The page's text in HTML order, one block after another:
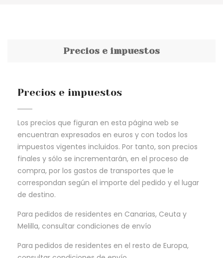
Precios e impuestos
Precios e impuestos
Los precios que figuran en esta página web se
encuentran expresados en euros y con todos los
impuestos vigentes incluidos. Por tanto, son precios
finales y sólo se incrementarán, en el proceso de
compra, por los gastos de transportes que le
correspondan según el importe del pedido y el lugar
de destino.
Para pedidos de residentes en Canarias, Ceuta y
Melilla, consultar condiciones de envío
Para pedidos de residentes en el resto de Europa,